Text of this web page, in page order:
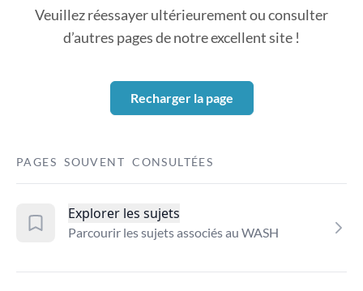
Veuillez réessayer ultérieurement ou consulter
d’autres pages de notre excellent site !
Recharger la page
PAGES SOUVENT CONSULTÉES
Explorer les sujets
Parcourir les sujets associés au WASH